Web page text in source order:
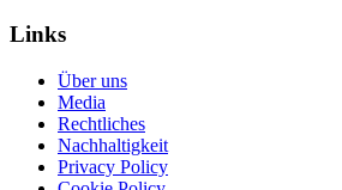
Links
Über uns
Media
Rechtliches
Nachhaltigkeit
Privacy Policy